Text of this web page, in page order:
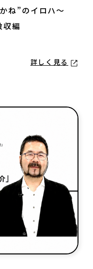
ね”のイロハ～
編
詳しく見る